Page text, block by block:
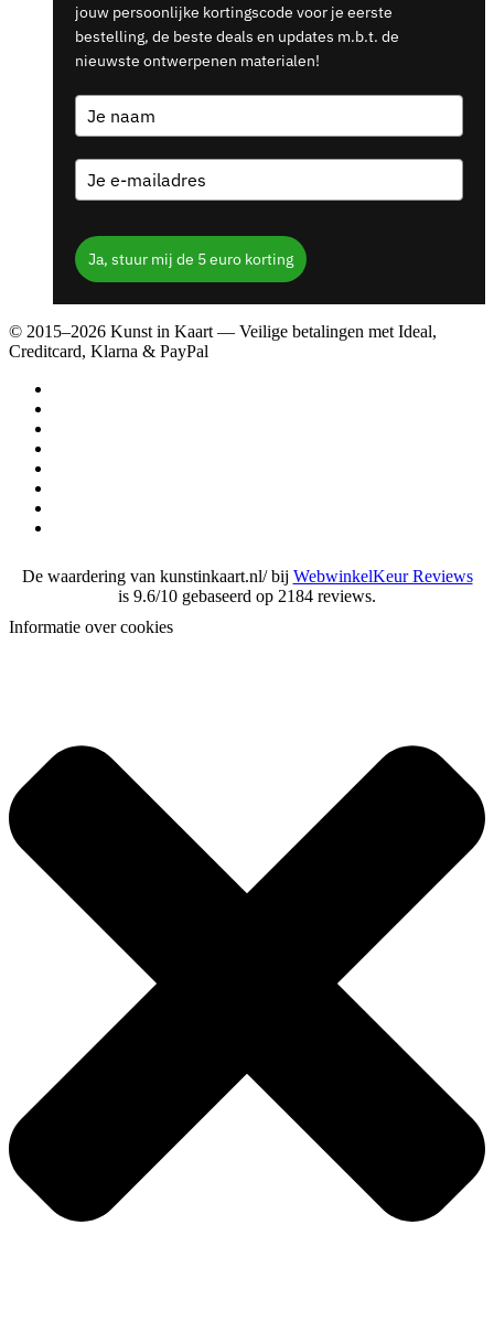
jouw persoonlijke kortingscode voor je eerste
bestelling, de beste deals en updates m.b.t. de
nieuwste ontwerpenen materialen!
Ja, stuur mij de 5 euro korting
© 2015–2026 Kunst in Kaart — Veilige betalingen met Ideal,
Creditcard, Klarna & PayPal
De waardering van kunstinkaart.nl/ bij WebwinkelKeur Reviews
is 9.6/10 gebaseerd op 2184 reviews.
Informatie over cookies